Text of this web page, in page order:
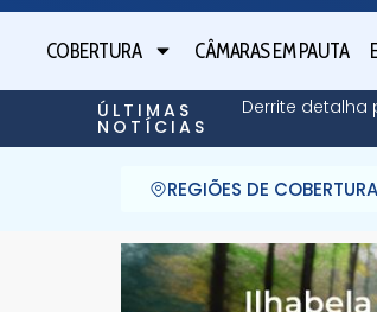
COBERTURA CÂMARAS EM PAUTA
ÚLTIMAS
NOTÍCIAS
Derrite detalha
REGIÕES DE COBERTURA